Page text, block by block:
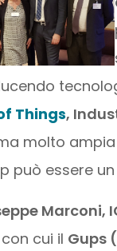
Things,
molto
può essere
Marconi,
cui il Gups